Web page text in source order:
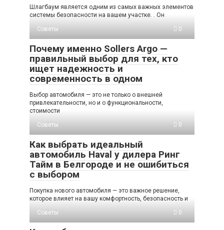
Шлагбаум является одним из самых важных элементов
системы безопасности на вашем участке. . Он
Советы
0
Почему именно Sollers Argo —
правильный выбор для тех, кто
ищет надежность и
современность в одном
Выбор автомобиля — это не только о внешней
привлекательности, но и о функциональности,
стоимости
Советы
0
Как выбрать идеальный
автомобиль Haval у дилера Ринг
Тайм в Белгороде и не ошибиться
с выбором
Покупка нового автомобиля — это важное решение,
которое влияет на вашу комфортность, безопасность и
Советы
0